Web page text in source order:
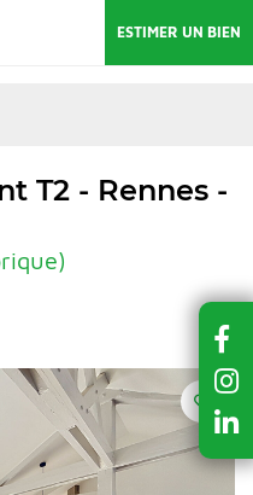
ESTIMER UN BIEN
T2 - Rennes -